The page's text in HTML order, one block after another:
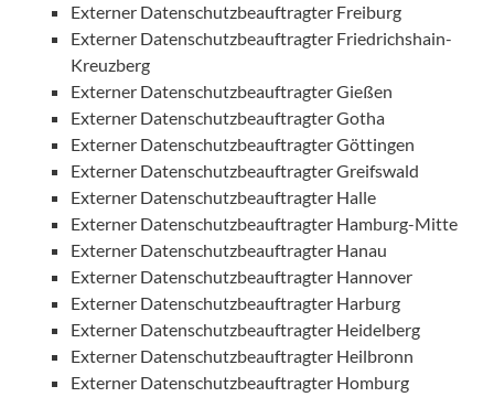
Externer Datenschutzbeauftragter Freiburg
Externer Datenschutzbeauftragter Friedrichshain-
Kreuzberg
Externer Datenschutzbeauftragter Gießen
Externer Datenschutzbeauftragter Gotha
Externer Datenschutzbeauftragter Göttingen
Externer Datenschutzbeauftragter Greifswald
Externer Datenschutzbeauftragter Halle
Externer Datenschutzbeauftragter Hamburg-Mitte
Externer Datenschutzbeauftragter Hanau
Externer Datenschutzbeauftragter Hannover
Externer Datenschutzbeauftragter Harburg
Externer Datenschutzbeauftragter Heidelberg
Externer Datenschutzbeauftragter Heilbronn
Externer Datenschutzbeauftragter Homburg